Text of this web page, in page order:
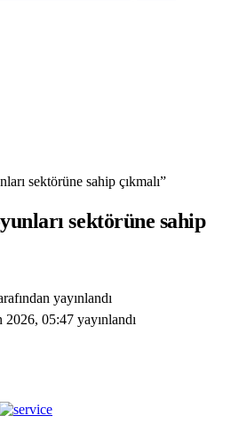
sektörüne sahip çıkmalı”
sektörüne sahip
yayınlandı
2026, 05:47 yayınlandı